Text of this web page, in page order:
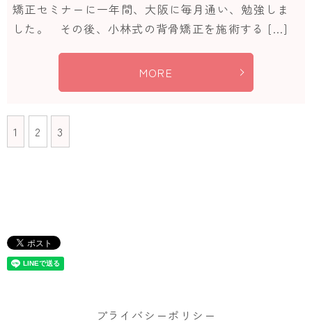
矯正セミナーに一年間、大阪に毎月通い、勉強しま
した。 その後、小林式の背骨矯正を施術する […]
MORE
1 2 3
プライバシーポリシー